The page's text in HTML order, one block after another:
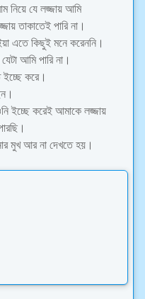
নিয়ে যে লজ্জায় আমি
তাকাতেই পারি না।
এতে কিছুই মনে করেননি।
আমি পারি না।
ইচ্ছে করে।
ইচ্ছে করেই আমাকে লজ্জায়
মুখ আর না দেখতে হয়।